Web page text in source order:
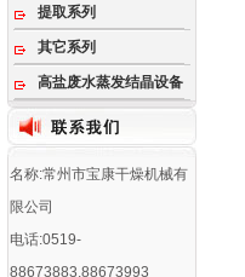
提取系列
其它系列
高盐废水蒸发结晶设备
名称:常州市宝康干燥机械有
限公司
电话:0519-
88673883,88673993